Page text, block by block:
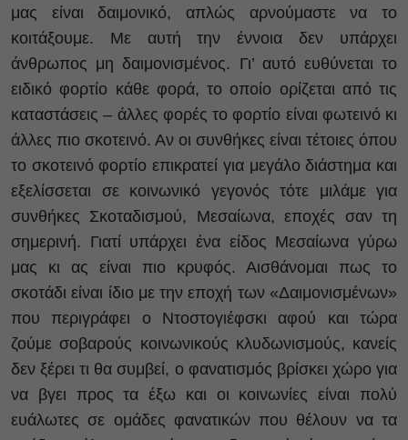
μας είναι δαιμονικό, απλώς αρνούμαστε να το
κοιτάξουμε. Με αυτή την έννοια δεν υπάρχει
άνθρωπος μη δαιμονισμένος. Γι’ αυτό ευθύνεται το
ειδικό φορτίο κάθε φορά, το οποίο ορίζεται από τις
καταστάσεις – άλλες φορές το φορτίο είναι φωτεινό κι
άλλες πιο σκοτεινό. Αν οι συνθήκες είναι τέτοιες όπου
το σκοτεινό φορτίο επικρατεί για μεγάλο διάστημα και
εξελίσσεται σε κοινωνικό γεγονός τότε μιλάμε για
συνθήκες Σκοταδισμού, Μεσαίωνα, εποχές σαν τη
σημερινή. Γιατί υπάρχει ένα είδος Μεσαίωνα γύρω
μας κι ας είναι πιο κρυφός. Αισθάνομαι πως το
σκοτάδι είναι ίδιο με την εποχή των «Δαιμονισμένων»
που περιγράφει ο Ντοστογιέφσκι αφού και τώρα
ζούμε σοβαρούς κοινωνικούς κλυδωνισμούς, κανείς
δεν ξέρει τι θα συμβεί, ο φανατισμός βρίσκει χώρο για
να βγει προς τα έξω και οι κοινωνίες είναι πολύ
ευάλωτες σε ομάδες φανατικών που θέλουν να τα